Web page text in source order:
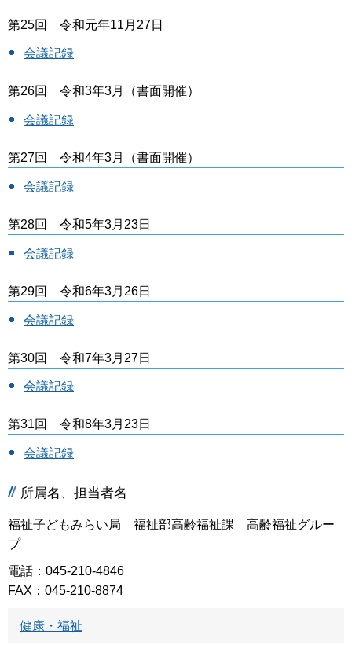
第25回 令和元年11月27日
会議記録
第26回 令和3年3月（書面開催）
会議記録
第27回 令和4年3月（書面開催）
会議記録
第28回 令和5年3月23日
会議記録
第29回 令和6年3月26日
会議記録
第30回 令和7年3月27日
会議記録
第31回 令和8年3月23日
会議記録
所属名、担当者名
福祉子どもみらい局 福祉部高齢福祉課 高齢福祉グルー
プ
電話：045-210-4846
FAX：045-210-8874
健康・福祉